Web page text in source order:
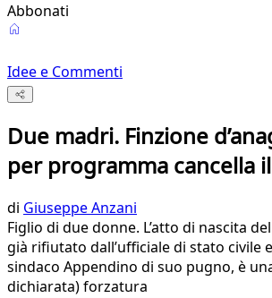
Abbonati
Idee e Commenti
Due madri. Finzione
per programma cancella
di Giuseppe Anzani
Figlio di due donne. L’atto di nascita
già rifiutato dall’ufficiale di stato civile
sindaco Appendino di suo pugno, è
dichiarata) forzatura